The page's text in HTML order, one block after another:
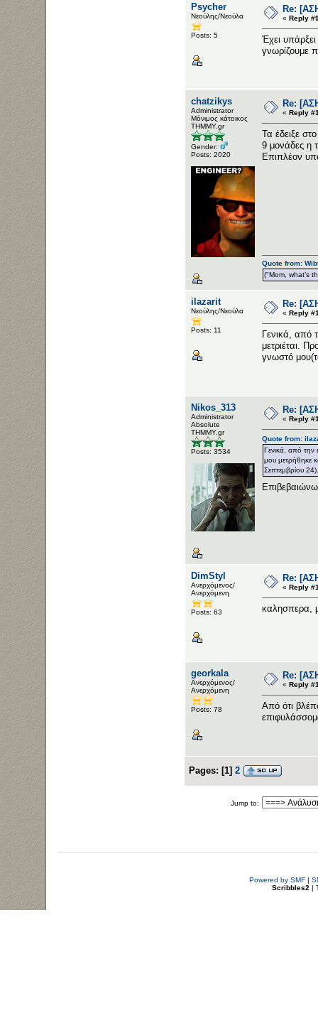
Psycher
Νεούλης/Νεούλα
Posts: 5
Re:
« Reply
Έχει
γνωρίζουμε
chatzikys
Administrator
Μόνιμος κάτοικος
ΤΗΜΜΥ.gr
Gender:
Posts: 2020
Re:
« Reply
Τα έδειξε
9 μονάδες η
Επιπλέον
Quote from:
("Mom, what’s
ilazarit
Νεούλης/Νεούλα
Posts: 11
Re:
« Reply
Γενικά, από
μετριέται.
γνωστό
Nikos_313
Administrator
Αbsolute
ΤΗΜΜΥ.gr
Posts: 3534
Re:
« Reply
Quote from:
Γενικά, από την
μου μετρήθηκε
Σεπτεμβρίου 24).
DimStyl
Ανερχόμενος/
Ανερχόμενη
Posts: 63
Re:
« Reply
καλησπερα,
georkala
Ανερχόμενος/
Ανερχόμενη
Posts: 78
Re:
« Reply
Από ότι
Pages: [1] 2
Jump to:
Powered by SMF|
Scribbles2 |